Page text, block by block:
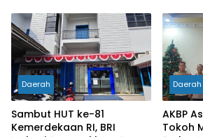
Daerah
Sambut HUT ke-81
Kemerdekaan RI, BRI
Daerah
AKBP
Tokoh